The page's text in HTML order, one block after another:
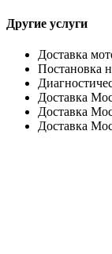
Другие услуги
Доставка
Постановка
Доставка
Доставка
Доставка